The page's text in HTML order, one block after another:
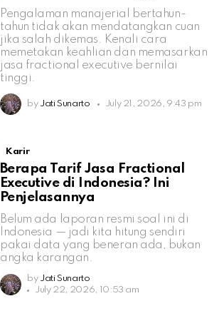
Pengalaman manajerial bertahun-
tahun tidak akan mendatangkan cuan
jika salah dikemas. Kenali cara
memetakan keahlian dan memasarkan
jasa fractional executive bernilai
tinggi.
by Jati Sunarto July 21, 2026, 9:43 pm
Karir
Berapa Tarif Jasa Fractional
Executive di Indonesia? Ini
Penjelasannya
Belum ada laporan resmi soal ini di
Indonesia — jadi kita hitung sendiri
pakai data yang beneran ada, bukan
angka karangan.
by Jati Sunarto
July 22, 2026, 10:53 am